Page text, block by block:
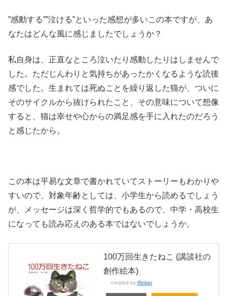
”感動する””泣ける”といった感想が多いこの本ですが、あ
なたはどんな風に感じましたでしょうか？
私自身は、正直なところ泣いたり感動したりはしませんで
した。ただじんわりと気持ちがあったかくなるような読後
感でした。生まれては死ぬことを繰り返した猫が、ついに
そのサイクルから抜けられたこと、その意味について想像
すると、猫は幸せや心からの満足感を手に入れたのだろう
と感じたから。
この本は平易な文章で書かれていてストーリーもわかりや
すいので、対象年齢としては、小学生から読めるでしょう
が、メッセージは深く哲学的でもあるので、中学・高校生
になっても読み応えのある本ではないでしょうか。
100万回生きたねこ (講談社の
創作絵本)
created by Rinker